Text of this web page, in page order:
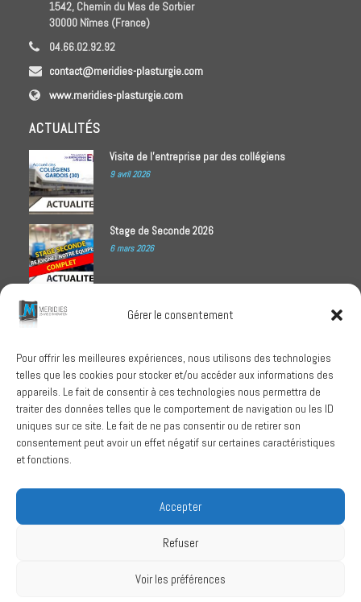
Gérer le consentement
Pour offrir les meilleures expériences, nous utilisons des technologies
telles que les cookies pour stocker et/ou accéder aux informations des
appareils. Le fait de consentir à ces technologies nous permettra de
traiter des données telles que le comportement de navigation ou les ID
uniques sur ce site. Le fait de ne pas consentir ou de retirer son
consentement peut avoir un effet négatif sur certaines caractéristiques
et fonctions.
Accepter
Refuser
Voir les préférences
1542, Chemin du Mas de Sorbier
30000 Nîmes (France)
04.66.02.92.92
contact@meridies-plasturgie.com
www.meridies-plasturgie.com
ACTUALITÉS
Visite de l’entreprise par des collégiens
9 avril 2026
Stage de Seconde 2026
6 mars 2026
1 octobre 2025
RECHERCHER
SUIVEZ-NOUS
Conditions Générales de Vente
Politique de confidentialité Mentions légales